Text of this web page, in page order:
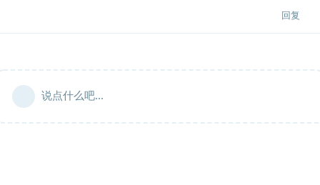
回复
说点什么吧...